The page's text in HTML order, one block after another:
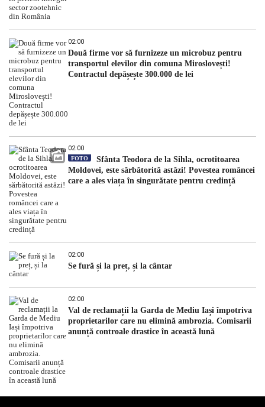
02:00
Două firme vor să furnizeze un microbuz pentru
transportul elevilor din comuna Miroslovești!
Contractul depășește 300.000 de lei
02:00
FOTO
Sfânta Teodora de la Sihla, ocrotitoarea
Moldovei, este sărbătorită astăzi! Povestea româncei
care a ales viața în singurătate pentru credință
02:00
Se fură și la preț, și la cântar
02:00
Val de reclamații la Garda de Mediu Iași împotriva
proprietarilor care nu elimină ambrozia. Comisarii
anunță controale drastice în această lună